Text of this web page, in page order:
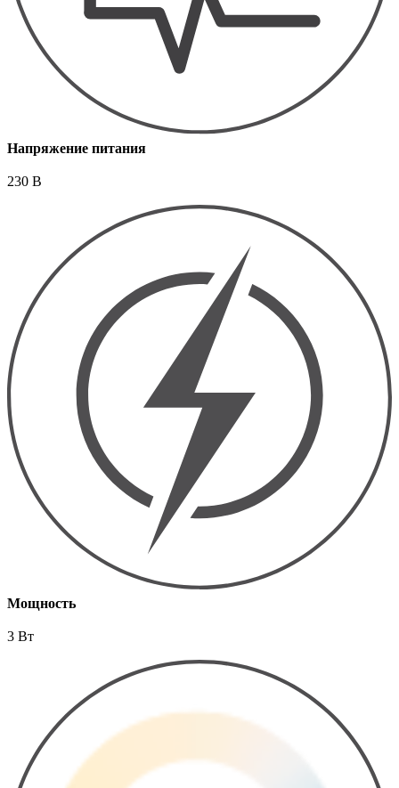
Напряжение питания
230 В
Мощность
3 Вт